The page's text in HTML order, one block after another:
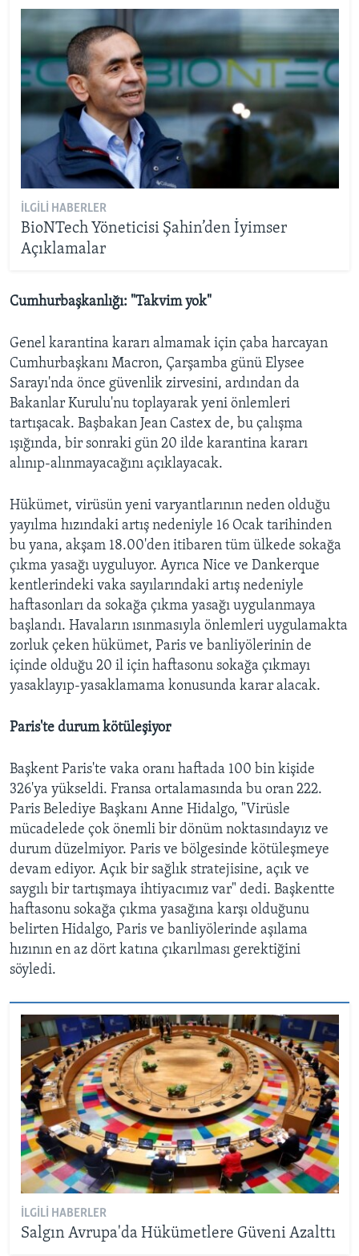
İLGILI HABERLER
BioNTech Yöneticisi Şahin’den İyimser
Açıklamalar
Cumhurbaşkanlığı: "Takvim yok"
Genel karantina kararı almamak için çaba harcayan
Cumhurbaşkanı Macron, Çarşamba günü Elysee
Sarayı'nda önce güvenlik zirvesini, ardından da
Bakanlar Kurulu'nu toplayarak yeni önlemleri
tartışacak. Başbakan Jean Castex de, bu çalışma
ışığında, bir sonraki gün 20 ilde karantina kararı
alınıp-alınmayacağını açıklayacak.
Hükümet, virüsün yeni varyantlarının neden olduğu
yayılma hızındaki artış nedeniyle 16 Ocak tarihinden
bu yana, akşam 18.00'den itibaren tüm ülkede sokağa
çıkma yasağı uyguluyor. Ayrıca Nice ve Dankerque
kentlerindeki vaka sayılarındaki artış nedeniyle
haftasonları da sokağa çıkma yasağı uygulanmaya
başlandı. Havaların ısınmasıyla önlemleri uygulamakta
zorluk çeken hükümet, Paris ve banliyölerinin de
içinde olduğu 20 il için haftasonu sokağa çıkmayı
yasaklayıp-yasaklamama konusunda karar alacak.
Paris'te durum kötüleşiyor
Başkent Paris'te vaka oranı haftada 100 bin kişide
326'ya yükseldi. Fransa ortalamasında bu oran 222.
Paris Belediye Başkanı Anne Hidalgo, "Virüsle
mücadelede çok önemli bir dönüm noktasındayız ve
durum düzelmiyor. Paris ve bölgesinde kötüleşmeye
devam ediyor. Açık bir sağlık stratejisine, açık ve
saygılı bir tartışmaya ihtiyacımız var" dedi. Başkentte
haftasonu sokağa çıkma yasağına karşı olduğunu
belirten Hidalgo, Paris ve banliyölerinde aşılama
hızının en az dört katına çıkarılması gerektiğini
söyledi.
İLGILI HABERLER
Salgın Avrupa'da Hükümetlere Güveni Azalttı